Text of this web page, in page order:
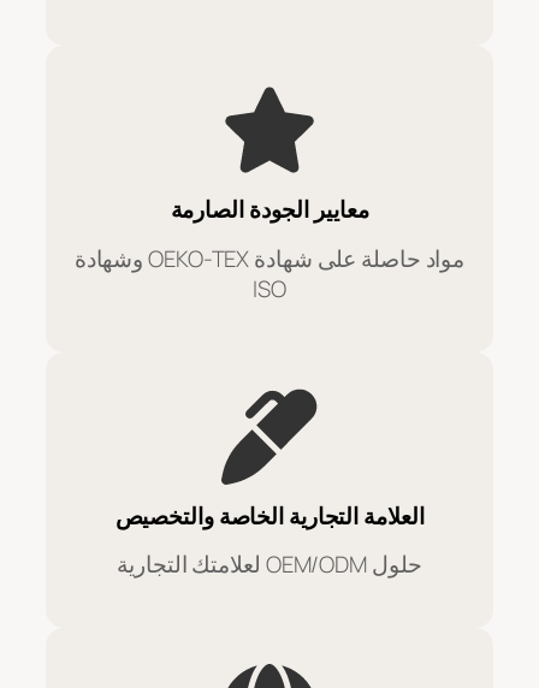
معايير الجودة الصارمة
مواد حاصلة على شهادة OEKO-TEX وشهادة
ISO
العلامة التجارية الخاصة والتخصيص
حلول OEM/ODM لعلامتك التجارية